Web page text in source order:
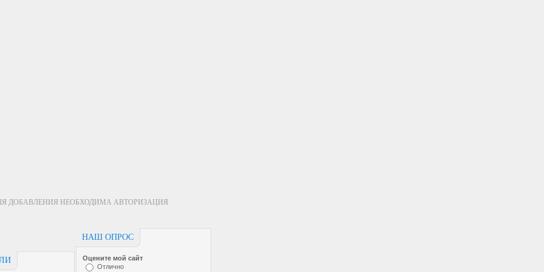
ДОБАВЛЕНИЯ НЕОБХОДИМА АВТОРИЗАЦИЯ
НАШ ОПРОС
Оцените мой сайт
Отлично